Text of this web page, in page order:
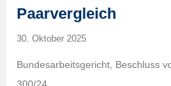
Paarvergleich
30. Oktober 2025
Bundesarbeitsgericht, Beschluss